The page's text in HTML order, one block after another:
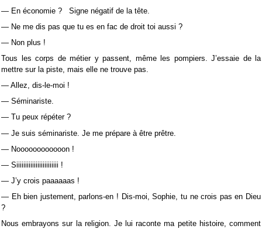
— En économie ?
Signe négatif de la tête.
— Ne me dis pas que tu es en fac de droit toi aussi ?
— Non plus !
Tous les corps de métier y passent, même les pompiers. J’essaie de la
mettre sur la piste, mais elle ne trouve pas.
— Allez, dis-le-moi !
— Séminariste.
— Tu peux répéter ?
— Je suis séminariste. Je me prépare à être prêtre.
— Noooooooooooon !
— Siiiiiiiiiiiiiiiiiiiiiiii !
— J’y crois paaaaaas !
— Eh bien justement, parlons-en ! Dis-moi, Sophie, tu ne crois pas en Dieu
?
Nous embrayons sur la religion. Je lui raconte ma petite histoire, comment